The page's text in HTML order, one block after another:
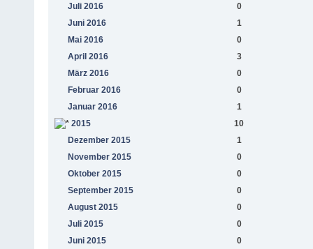
Juli 2016
0
Juni 2016
1
Mai 2016
0
April 2016
3
März 2016
0
Februar 2016
0
Januar 2016
1
2015
10
Dezember 2015
1
November 2015
0
Oktober 2015
0
September 2015
0
August 2015
0
Juli 2015
0
Juni 2015
0